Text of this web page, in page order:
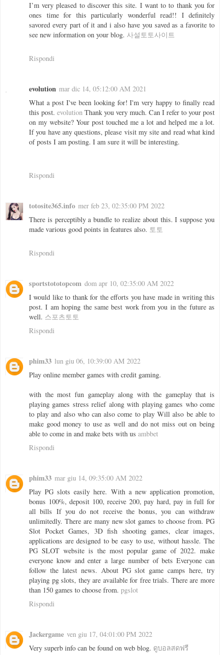
I’m very pleased to discover this site. I want to to thank you for
ones time for this particularly wonderful read!! I definitely
savored every part of it and i also have you saved as a favorite to
see new information on your blog. 사설토토사이트
Rispondi
evolution mar dic 14, 05:12:00 AM 2021
What a post I've been looking for! I'm very happy to finally read
this post. evolution Thank you very much. Can I refer to your post
on my website? Your post touched me a lot and helped me a lot.
If you have any questions, please visit my site and read what kind
of posts I am posting. I am sure it will be interesting.
Rispondi
totosite365.info mer feb 23, 02:35:00 PM 2022
There is perceptibly a bundle to realize about this. I suppose you
made various good points in features also. 토토
Rispondi
sportstototopcom dom apr 10, 02:35:00 AM 2022
I would like to thank for the efforts you have made in writing this
post. I am hoping the same best work from you in the future as
well. 스포츠토토
Rispondi
phim33 lun giu 06, 10:39:00 AM 2022
Play online member games with credit gaming.
with the most fun gameplay along with the gameplay that is
playing games stress relief along with playing games who come
to play and also who can also come to play Will also be able to
make good money to use as well and do not miss out on being
able to come in and make bets with us ambbet
Rispondi
phim33 mar giu 14, 09:35:00 AM 2022
Play PG slots easily here. With a new application promotion,
bonus 100%, deposit 100, receive 200, pay hard, pay in full for
all bills If you do not receive the bonus, you can withdraw
unlimitedly. There are many new slot games to choose from. PG
Slot Pocket Games, 3D fish shooting games, clear images,
applications are designed to be easy to use, without hassle. The
PG SLOT website is the most popular game of 2022. make
everyone know and enter a large number of bets Everyone can
follow the latest news. About PG slot game camps here, try
playing pg slots, they are available for free trials. There are more
than 150 games to choose from. pgslot
Rispondi
Jackergame ven giu 17, 04:01:00 PM 2022
Very superb info can be found on web blog. ดูบอลสดฟรี